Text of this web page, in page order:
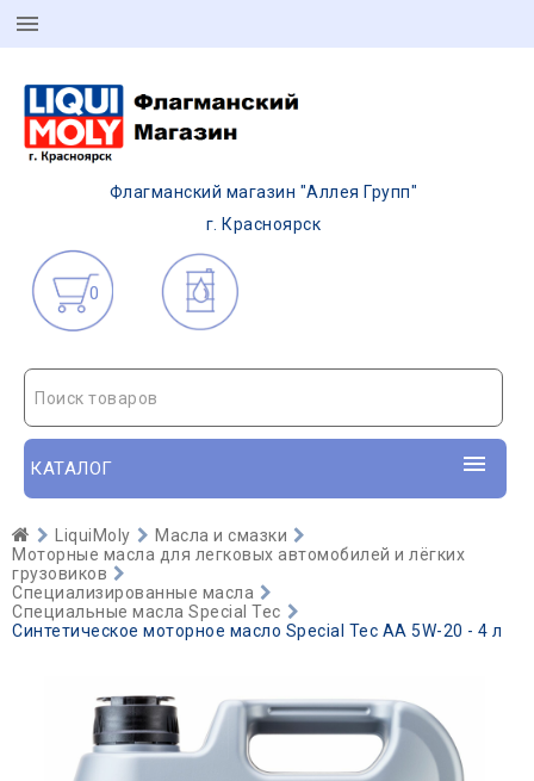
Флагманский магазин "Аллея Групп"
г. Красноярск
0
Поиск товаров
КАТАЛОГ
LiquiMoly
Масла и смазки
Моторные масла для легковых автомобилей и лёгких
грузовиков
Специализированные масла
Специальные масла Special Tec
Синтетическое моторное масло Special Tec AA 5W-20 - 4 л